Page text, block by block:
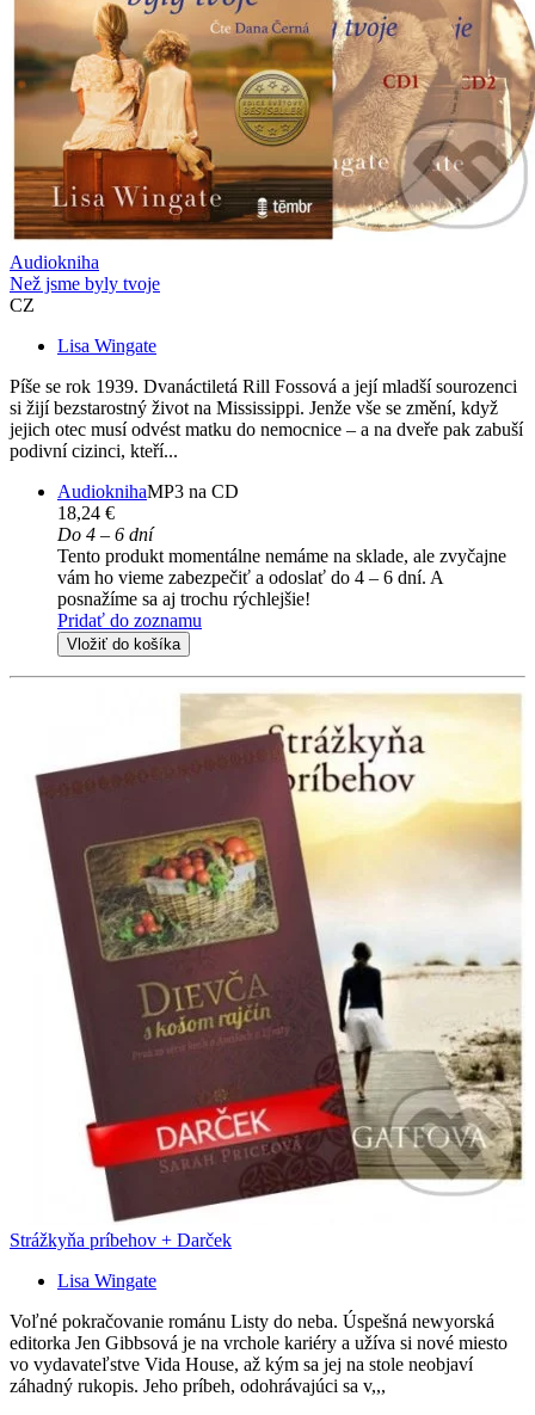
Audiokniha
Než jsme byly tvoje
CZ
Lisa Wingate
Píše se rok 1939. Dvanáctiletá Rill Fossová a její mladší sourozenci
si žijí bezstarostný život na Mississippi. Jenže vše se změní, když
jejich otec musí odvést matku do nemocnice – a na dveře pak zabuší
podivní cizinci, kteří...
AudioknihaMP3 na CD
18,24 €
Do 4 – 6 dní
Tento produkt momentálne nemáme na sklade, ale zvyčajne
vám ho vieme zabezpečiť a odoslať do 4 – 6 dní. A
posnažíme sa aj trochu rýchlejšie!
Pridať do zoznamu
Vložiť do košíka
Strážkyňa príbehov + Darček
Lisa Wingate
Voľné pokračovanie románu Listy do neba. Úspešná newyorská
editorka Jen Gibbsová je na vrchole kariéry a užíva si nové miesto
vo vydavateľstve Vida House, až kým sa jej na stole neobjaví
záhadný rukopis. Jeho príbeh, odohrávajúci sa v,,,